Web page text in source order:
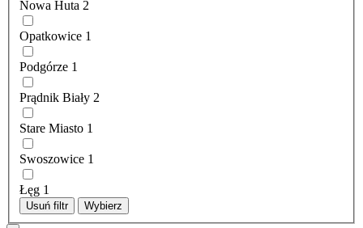
Nowa Huta 2
Opatkowice 1
Podgórze 1
Prądnik Biały 2
Stare Miasto 1
Swoszowice 1
Łęg 1
Usuń filtr Wybierz